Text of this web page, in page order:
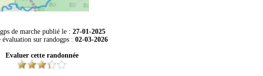
de marche publié le : 27-01-2025
évaluation sur randogps : 02-03-2026
Evaluer cette randonnée